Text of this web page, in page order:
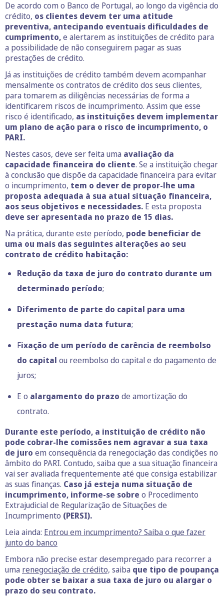
De acordo com o Banco de Portugal, ao longo da vigência do
crédito, os clientes devem ter uma atitude
preventiva, antecipando eventuais dificuldades de
cumprimento,e alertarem as instituições de crédito para
a possibilidade de não conseguirem pagar as suas
prestações de crédito.
Já as instituições de crédito também devem acompanhar
mensalmente os contratos de crédito dos seus clientes,
para tomarem as diligências necessárias de forma a
identificarem riscos de incumprimento. Assim que esse
risco é identificado, as instituições devem implementar
um plano de ação para o risco de incumprimento, o
PARI.
Nestes casos, deve ser feita uma avaliação da
capacidade financeira do cliente. Se a instituição chegar
à conclusão que dispõe da capacidade financeira para evitar
o incumprimento, tem o dever de propor-lhe uma
proposta adequada à sua atual situação financeira,
aos seus objetivos e necessidades. E esta proposta
deve ser apresentada no prazo de 15 dias.
Na prática, durante este período, pode beneficiar de
uma ou mais das seguintes alterações ao seu
contrato de crédito habitação:
Redução da taxa de juro do contrato durante um
determinado período;
Diferimento de parte do capital para uma
prestação numa data futura;
Fixação de um período de carência de reembolso
do capital ou reembolso do capital e do pagamento de
juros;
E o alargamento do prazo de amortização do
contrato.
Durante este período, a instituição de crédito não
pode cobrar-lhe comissões nem agravar a sua taxa
de juro em consequência da renegociação das condições no
âmbito do PARI. Contudo, saiba que a sua situação financeira
vai ser avaliada frequentemente até que consiga estabilizar
as suas finanças. Caso já esteja numa situação de
incumprimento, informe-se sobre o Procedimento
Extrajudicial de Regularização de Situações de
Incumprimento (PERSI).
Leia ainda: Entrou em incumprimento? Saiba o que fazer
junto do banco
Embora não precise estar desempregado para recorrer a
uma renegociação de crédito, saiba que tipo de poupança
pode obter se baixar a sua taxa de juro ou alargar o
prazo do seu contrato.